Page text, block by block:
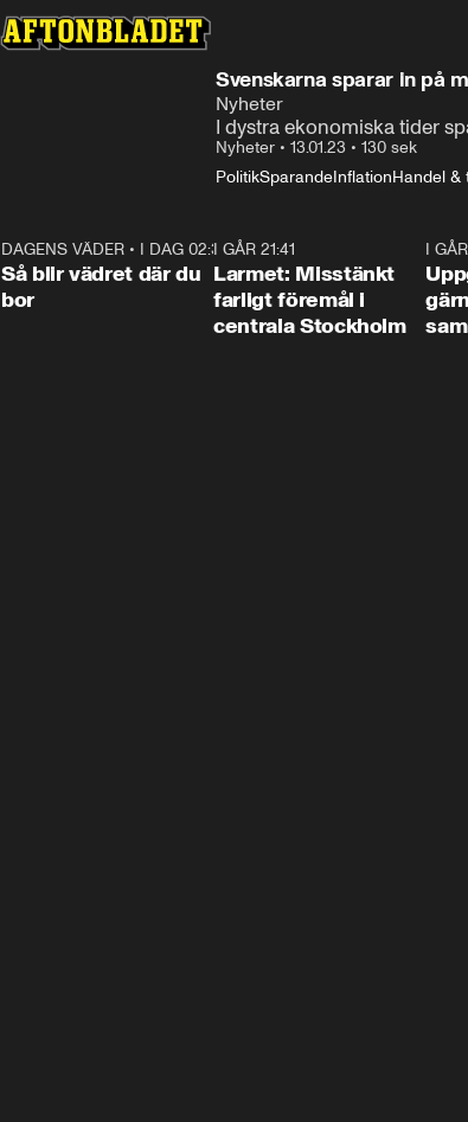
Svenskarna sparar in på
Nyheter
I dystra ekonomiska tider
Nyheter • 13.01.23 • 130 sek
PolitikSparandeInflationHandel &
1:06
DAGENS VÄDER • I DAG 02:30
Så blir vädret där du
bor
I GÅR 21:41
Larmet: Misstänkt
farligt föremål i
centrala Stockholm
I